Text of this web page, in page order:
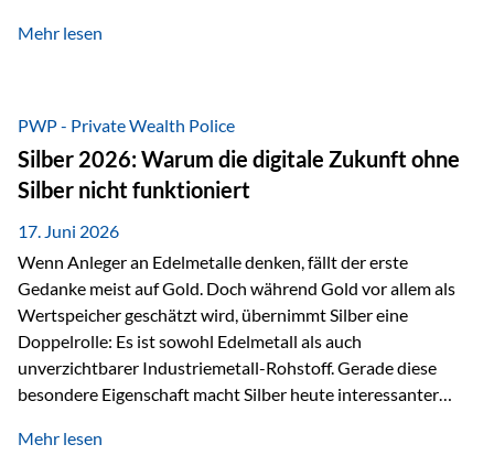
setzen auf die Expertise erfahrener Fondsmanager, die
Veränderungen geprägt ist, kann diese aktive
Herangehensweise einen entscheidenden Mehrwert bieten.
Was zeichnet aktive Fonds aus? Aktive Fonds verfolgen das
Ziel, nicht nur einen Markt abzubilden, sondern gezielt
Anlageentscheidungen zu treffen. Fondsmanager
analysieren Unternehmen,…
Mehr lesen
PWP - Private Wealth Police
Silber 2026: Warum die digitale Zukunft ohne
Silber nicht funktioniert
17. Juni 2026
Wenn Anleger an Edelmetalle denken, fällt der erste
Gedanke meist auf Gold. Doch während Gold vor allem als
Wertspeicher geschätzt wird, übernimmt Silber eine
Doppelrolle: Es ist sowohl Edelmetall als auch
unverzichtbarer Industriemetall-Rohstoff. Gerade diese
besondere Eigenschaft macht Silber heute interessanter
elektrischer – und genau dort spielt Silber eine
Mehr lesen